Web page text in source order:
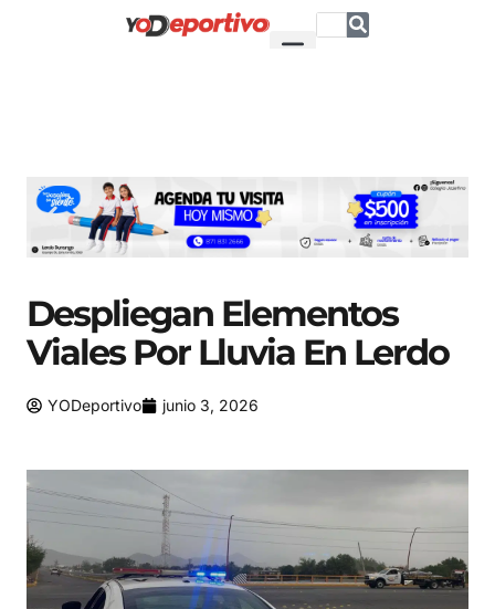
Despliegan Elementos
Viales Por Lluvia En Lerdo
YODeportivo junio 3, 2026